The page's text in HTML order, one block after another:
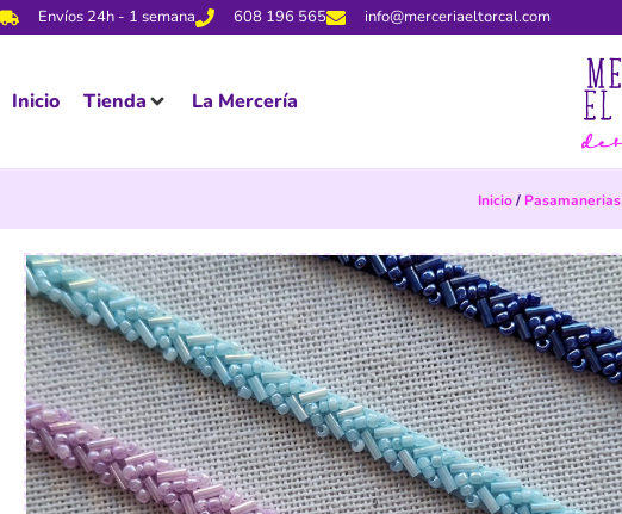
Envíos 24h - 1 semana 608 196 565 info@merceriaeltorcal.com
Inicio Tienda La Mercería
Inicio/ Pasamanerias